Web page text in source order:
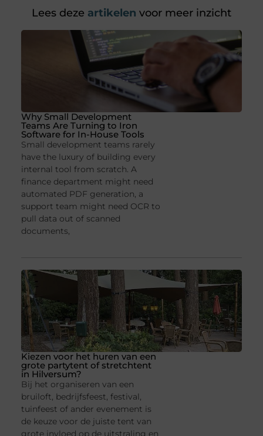
Lees deze artikelen voor meer inzicht
Why Small Development
Teams Are Turning to Iron
Software for In-House Tools
Small development teams rarely
have the luxury of building every
internal tool from scratch. A
finance department might need
automated PDF generation, a
support team might need OCR to
pull data out of scanned
documents,
Kiezen voor het huren van een
grote partytent of stretchtent
in Hilversum?
Bij het organiseren van een
bruiloft, bedrijfsfeest, festival,
tuinfeest of ander evenement is
de keuze voor de juiste tent van